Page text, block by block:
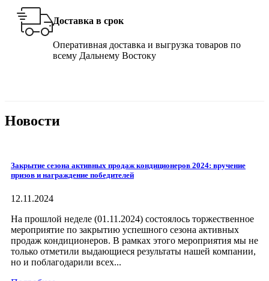
Доставка в срок
Оперативная доставка и выгрузка товаров по
всему Дальнему Востоку
Новости
Закрытие сезона активных продаж кондиционеров 2024: вручение
призов и награждение победителей
12.11.2024
На прошлой неделе (01.11.2024) состоялось торжественное
мероприятие по закрытию успешного сезона активных
продаж кондиционеров. В рамках этого мероприятия мы не
только отметили выдающиеся результаты нашей компании,
но и поблагодарили всех...